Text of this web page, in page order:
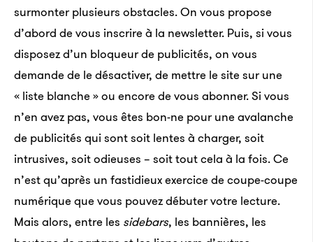
surmonter plusieurs obstacles. On vous propose
d’abord de vous inscrire à la newsletter. Puis, si vous
disposez d’un bloqueur de publicités, on vous
demande de le désactiver, de mettre le site sur une
« liste blanche » ou encore de vous abonner. Si vous
n’en avez pas, vous êtes bon-ne pour une avalanche
de publicités qui sont soit lentes à charger, soit
intrusives, soit odieuses – soit tout cela à la fois. Ce
n’est qu’après un fastidieux exercice de coupe-coupe
numérique que vous pouvez débuter votre lecture.
Mais alors, entre les sidebars, les bannières, les